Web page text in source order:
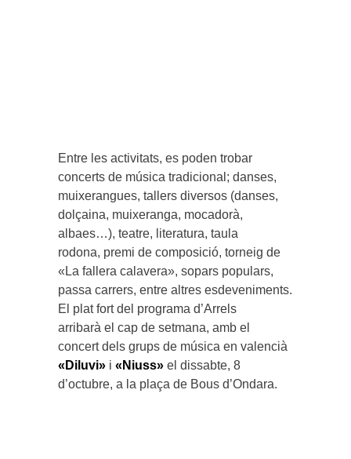
Entre les activitats, es poden trobar
concerts de música tradicional; danses,
muixerangues, tallers diversos (danses,
dolçaina, muixeranga, mocadorà,
albaes…), teatre, literatura, taula
rodona, premi de composició, torneig de
«La fallera calavera», sopars populars,
passa carrers, entre altres esdeveniments.
El plat fort del programa d’Arrels
arribarà el cap de setmana, amb el
concert dels grups de música en valencià
«Diluvi» i «Niuss» el dissabte, 8
d’octubre, a la plaça de Bous d’Ondara.